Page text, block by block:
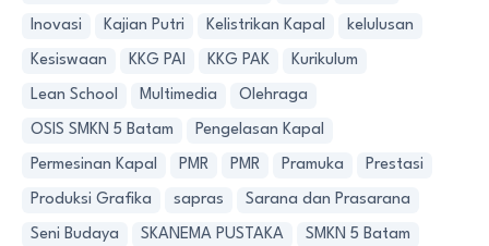
Inovasi Kajian Putri Kelistrikan Kapal kelulusan
Kesiswaan KKG PAI KKG PAK Kurikulum
Lean School Multimedia Olehraga
OSIS SMKN 5 Batam Pengelasan Kapal
Permesinan Kapal PMR PMR Pramuka Prestasi
Produksi Grafika sapras Sarana dan Prasarana
Seni Budaya SKANEMA PUSTAKA SMKN 5 Batam